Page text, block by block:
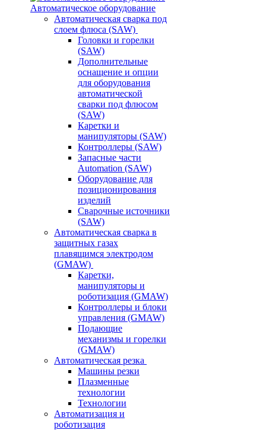
Автоматическое оборудование
Автоматическая сварка под
слоем флюса (SAW)
Головки и горелки
(SAW)
Дополнительные
оснащение и опции
для оборудования
автоматической
сварки под флюсом
(SAW)
Каретки и
манипуляторы (SAW)
Контроллеры (SAW)
Запасные части
Automation (SAW)
Оборудование для
позиционирования
изделий
Сварочные источники
(SAW)
Автоматическая сварка в
защитных газах
плавящимся электродом
(GMAW)
Каретки,
манипуляторы и
роботизация (GMAW)
Контроллеры и блоки
управления (GMAW)
Подающие
механизмы и горелки
(GMAW)
Автоматическая резка
Машины резки
Плазменные
технологии
Технологии
Автоматизация и
роботизация